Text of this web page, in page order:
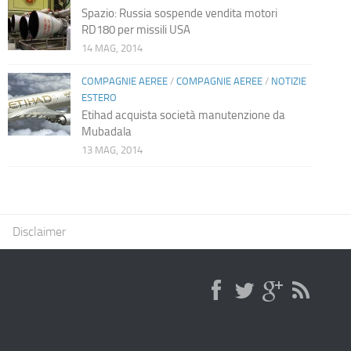
Spazio: Russia sospende vendita motori
RD180 per missili USA
14 MAG, 2014
COMPAGNIE AEREE/ COMPAGNIE AEREE/ NOTIZIE
ESTERO
Etihad acquista società manutenzione da
Mubadala
13 MAG, 2014
Disclaimer